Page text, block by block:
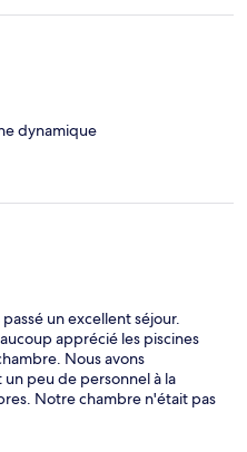
dynamique
un excellent séjour.
apprécié les piscines
Nous avons
peu de personnel à la
Notre chambre n'était pas
dommage qu'il n'y ait
du restaurant.